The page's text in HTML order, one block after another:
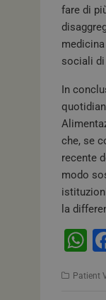
fare di
sociali
In
che, se
recente
modo
la
W
at
Patient